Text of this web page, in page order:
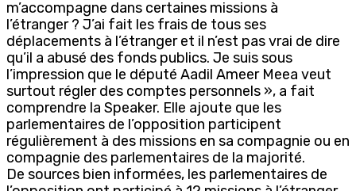
m’accompagne dans certaines missions à
l’étranger ? J’ai fait les frais de tous ses
déplacements à l’étranger et il n’est pas vrai de dire
qu’il a abusé des fonds publics. Je suis sous
l’impression que le député Aadil Ameer Meea veut
surtout régler des comptes personnels », a fait
comprendre la Speaker. Elle ajoute que les
parlementaires de l’opposition participent
régulièrement à des missions en sa compagnie ou en
compagnie des parlementaires de la majorité.
De sources bien informées, les parlementaires de